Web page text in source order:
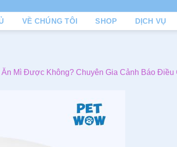
VỀ CHÚNG TÔI SHOP DỊCH VỤ
Ăn Mì Được Không? Chuyên Gia Cảnh Báo Điều